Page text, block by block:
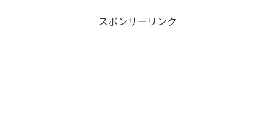
スポンサーリンク